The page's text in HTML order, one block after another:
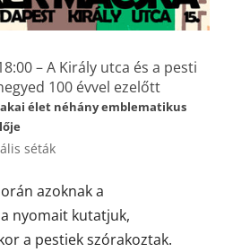
– A Király utca és a pesti
100 évvel ezelőtt
élet néhány emblematikus
séták
azoknak a
nyomait kutatjuk,
a pestiek szórakoztak.